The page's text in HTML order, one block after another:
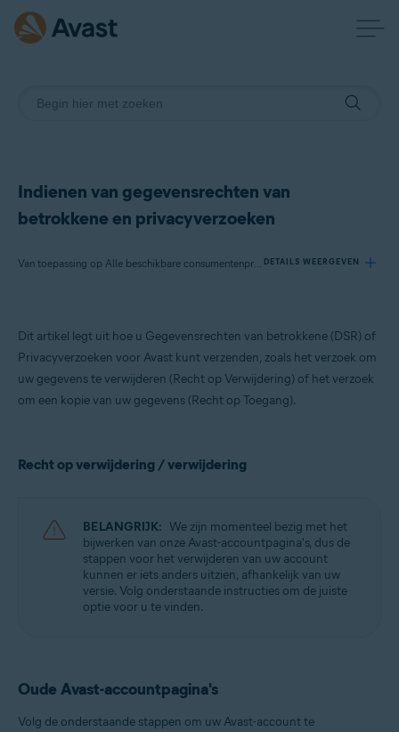
Indienen van gegevensrechten van
betrokkene en privacyverzoeken
Van toepassing op Alle beschikbare consumentenproducten van Avast DETAILS WEERGEVEN
Producten:
Alle beschikbare consumentenproducten van Avast
Dit artikel legt uit hoe u Gegevensrechten van betrokkene (DSR) of
Privacyverzoeken voor Avast kunt verzenden, zoals het verzoek om
uw gegevens te verwijderen (Recht op Verwijdering) of het verzoek
om een kopie van uw gegevens (Recht op Toegang).
Recht op verwijdering / verwijdering
BELANGRIJK: We zijn momenteel bezig met het
bijwerken van onze Avast-accountpagina's, dus de
stappen voor het verwijderen van uw account
kunnen er iets anders uitzien, afhankelijk van uw
versie. Volg onderstaande instructies om de juiste
optie voor u te vinden.
Oude Avast-accountpagina's
Volg de onderstaande stappen om uw Avast-account te